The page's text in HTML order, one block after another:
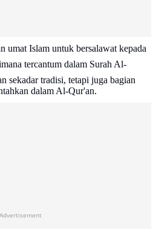
umat Islam untuk bersalawat kepada
sekadar tradisi, tetapi juga bagian
dalam Al-Qur'an.
Advertisement